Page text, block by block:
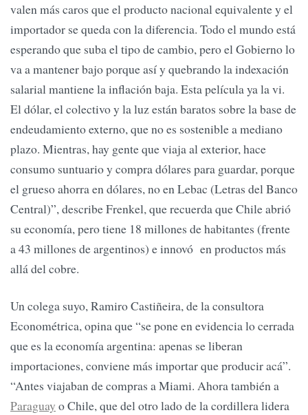
valen más caros que el producto nacional equivalente y el
importador se queda con la diferencia. Todo el mundo está
esperando que suba el tipo de cambio, pero el Gobierno lo
va a mantener bajo porque así y quebrando la indexación
salarial mantiene la inflación baja. Esta película ya la vi.
El dólar, el colectivo y la luz están baratos sobre la base de
endeudamiento externo, que no es sostenible a mediano
plazo. Mientras, hay gente que viaja al exterior, hace
consumo suntuario y compra dólares para guardar, porque
el grueso ahorra en dólares, no en Lebac (Letras del Banco
Central)”, describe Frenkel, que recuerda que Chile abrió
su economía, pero tiene 18 millones de habitantes (frente
a 43 millones de argentinos) e innovó en productos más
allá del cobre.
Un colega suyo, Ramiro Castiñeira, de la consultora
Econométrica, opina que “se pone en evidencia lo cerrada
que es la economía argentina: apenas se liberan
importaciones, conviene más importar que producir acá”.
“Antes viajaban de compras a Miami. Ahora también a
Paraguay o Chile, que del otro lado de la cordillera lidera